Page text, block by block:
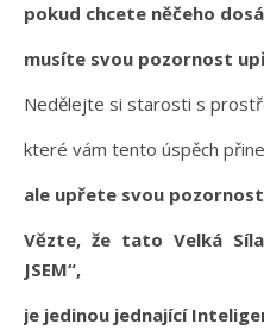
pokud chcete něčeho
musíte svou pozornost
Nedělejte si starosti s
které vám tento úspěch
ale upřete svou
Vězte, že tato Velká
JSEM“,
je jedinou jednající